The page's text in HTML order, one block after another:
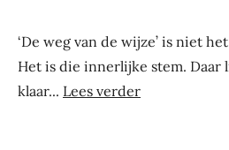
‘De weg van de wijze’ is niet
Het is die innerlijke stem. Daar
klaar... Lees verder